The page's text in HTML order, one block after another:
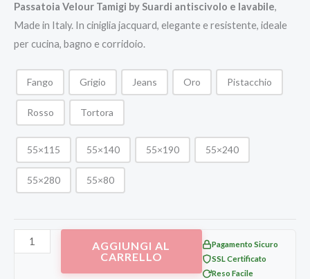
Passatoia Velour Tamigi by Suardi antiscivolo e lavabile,
Made in Italy. In ciniglia jacquard, elegante e resistente, ideale
per cucina, bagno e corridoio.
Fango Grigio Jeans Oro Pistacchio
Rosso Tortora
55×115 55×140 55×190 55×240
55×280 55×80
AGGIUNGI AL
CARRELLO
Pagamento Sicuro
SSL Certificato
Reso Facile